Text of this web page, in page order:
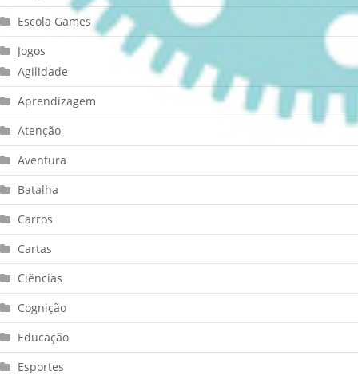
Escola Games
Jogos
Agilidade
Aprendizagem
Atenção
Aventura
Batalha
Carros
Cartas
Ciências
Cognição
Educação
Esportes